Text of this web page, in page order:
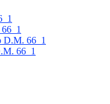
D.M. 66_1
66_1